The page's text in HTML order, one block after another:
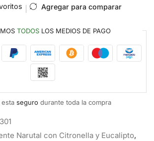
Agregar para comparar
TODOS LOS MEDIOS DE PAGO
esta segurodurante toda la compra
Narutal con Citronella y Eucalipto,